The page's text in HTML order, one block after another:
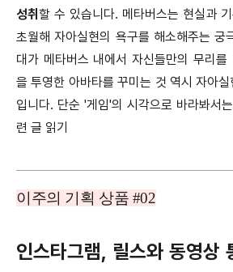
성취 할 수 있습니다. 메타버스는 현실과
초월해 자아실현의 욕구를 해소해주는 궁
대가 메타버스 내에서 자신들만의 무리를
을 투영한 아바타를 꾸미는 것 역시 자아
입니다. 단순 '게임'의 시각으로 바라봐서
련 글 읽기
이주의 기획 상품 #02
인스타그램, 릴스와 동영상